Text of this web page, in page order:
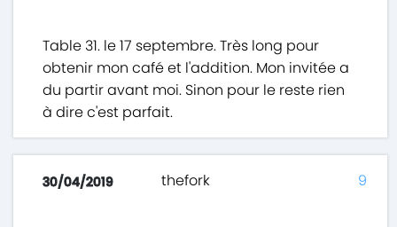
Table 31. le 17 septembre. Très long pour
obtenir mon café et l'addition. Mon invitée a
du partir avant moi. Sinon pour le reste rien
à dire c'est parfait.
30/04/2019 thefork 9